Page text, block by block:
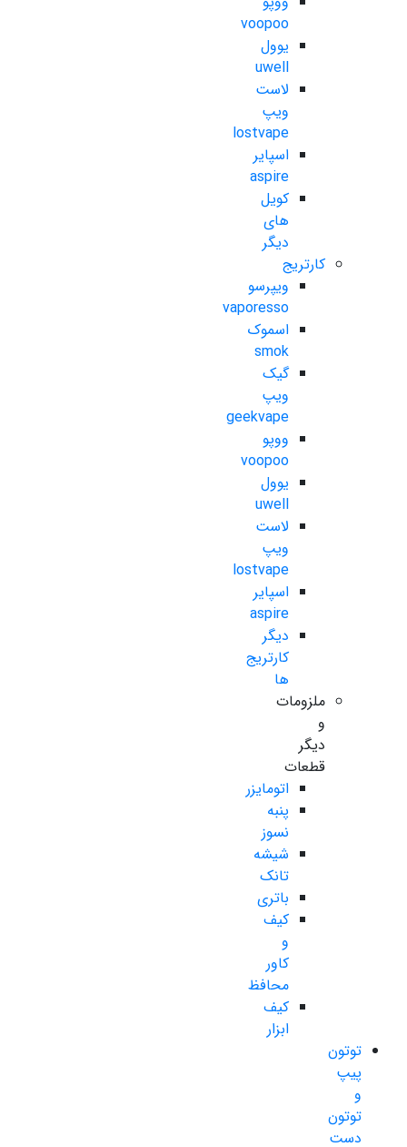
voopoo
یوول
uwell
لاست
ویپ
lostvape
اسپایر
aspire
کویل
های
دیگر
کارتریج
ویپرسو
vaporesso
اسموک
smok
گیک
ویپ
geekvape
ووپو
voopoo
یوول
uwell
لاست
ویپ
lostvape
اسپایر
aspire
دیگر
کارتریج
ها
ملزومات
و
دیگر
قطعات
اتومایزر
پنبه
نسوز
شیشه
تانک
باتری
کیف
و
کاور
محافظ
کیف
ابزار
توتون
پیپ
و
توتون
دست